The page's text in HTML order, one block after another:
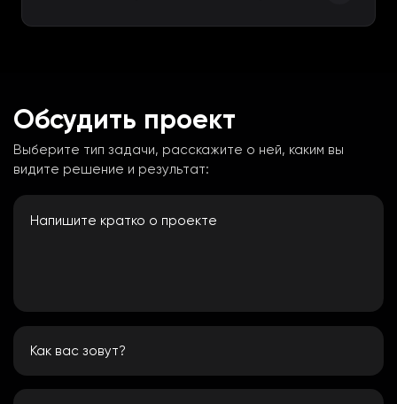
Обсудить проект
Выберите тип задачи, расскажите о ней, каким вы
видите решение и результат: